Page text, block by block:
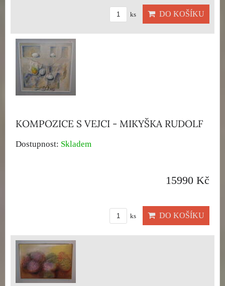
ks DO KOŠÍKU
KOMPOZICE S VEJCI - MIKYŠKA RUDOLF
Dostupnost: Skladem
15990 Kč
ks DO KOŠÍKU